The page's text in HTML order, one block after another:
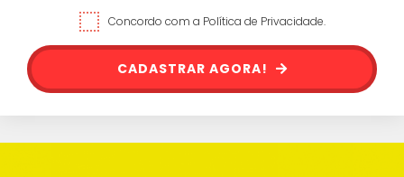
Concordo com a Política de Privacidade.
CADASTRAR AGORA!